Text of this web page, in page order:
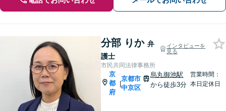
分部 りか 弁
護士
インタビューを
見る
市民共同法律事務所
京
都
府
|
京都市
中京区
烏丸御池駅
から徒歩3分
営業時間：
本日定休日